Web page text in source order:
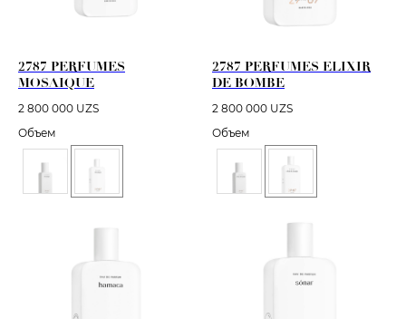
2787 PERFUMES
MOSAIQUE
2 800 000 UZS
Объем
2787 PERFUMES ELIXIR
DE BOMBE
2 800 000 UZS
Объем